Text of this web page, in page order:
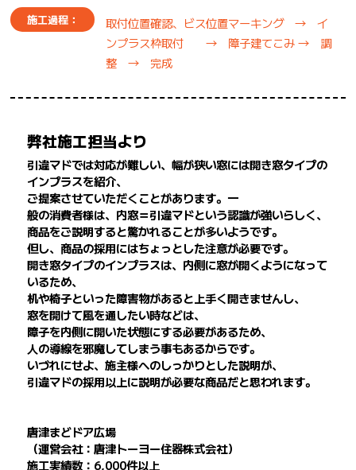
施工過程：
取付位置確認、ビス位置マーキング → イ
ンプラス枠取付 → 障子建てこみ → 調
整 → 完成
弊社施工担当より
引違マドでは対応が難しい、幅が狭い窓には開き窓タイプの
インプラスを紹介、
ご提案させていただくことがあります。一
般の消費者様は、内窓＝引違マドという認識が強いらしく、
商品をご説明すると驚かれることが多いようです。
但し、商品の採用にはちょっとした注意が必要です。
開き窓タイプのインプラスは、内側に窓が開くようになって
いるため、
机や椅子といった障害物があると上手く開きませんし、
窓を開けて風を通したい時などは、
障子を内側に開いた状態にする必要があるため、
人の導線を邪魔してしまう事もあるからです。
いづれにせよ、施主様へのしっかりとした説明が、
引違マドの採用以上に説明が必要な商品だと思われます。
唐津まどドア広場
（運営会社：唐津トーヨー住器株式会社）
施工実績数：6,000件以上